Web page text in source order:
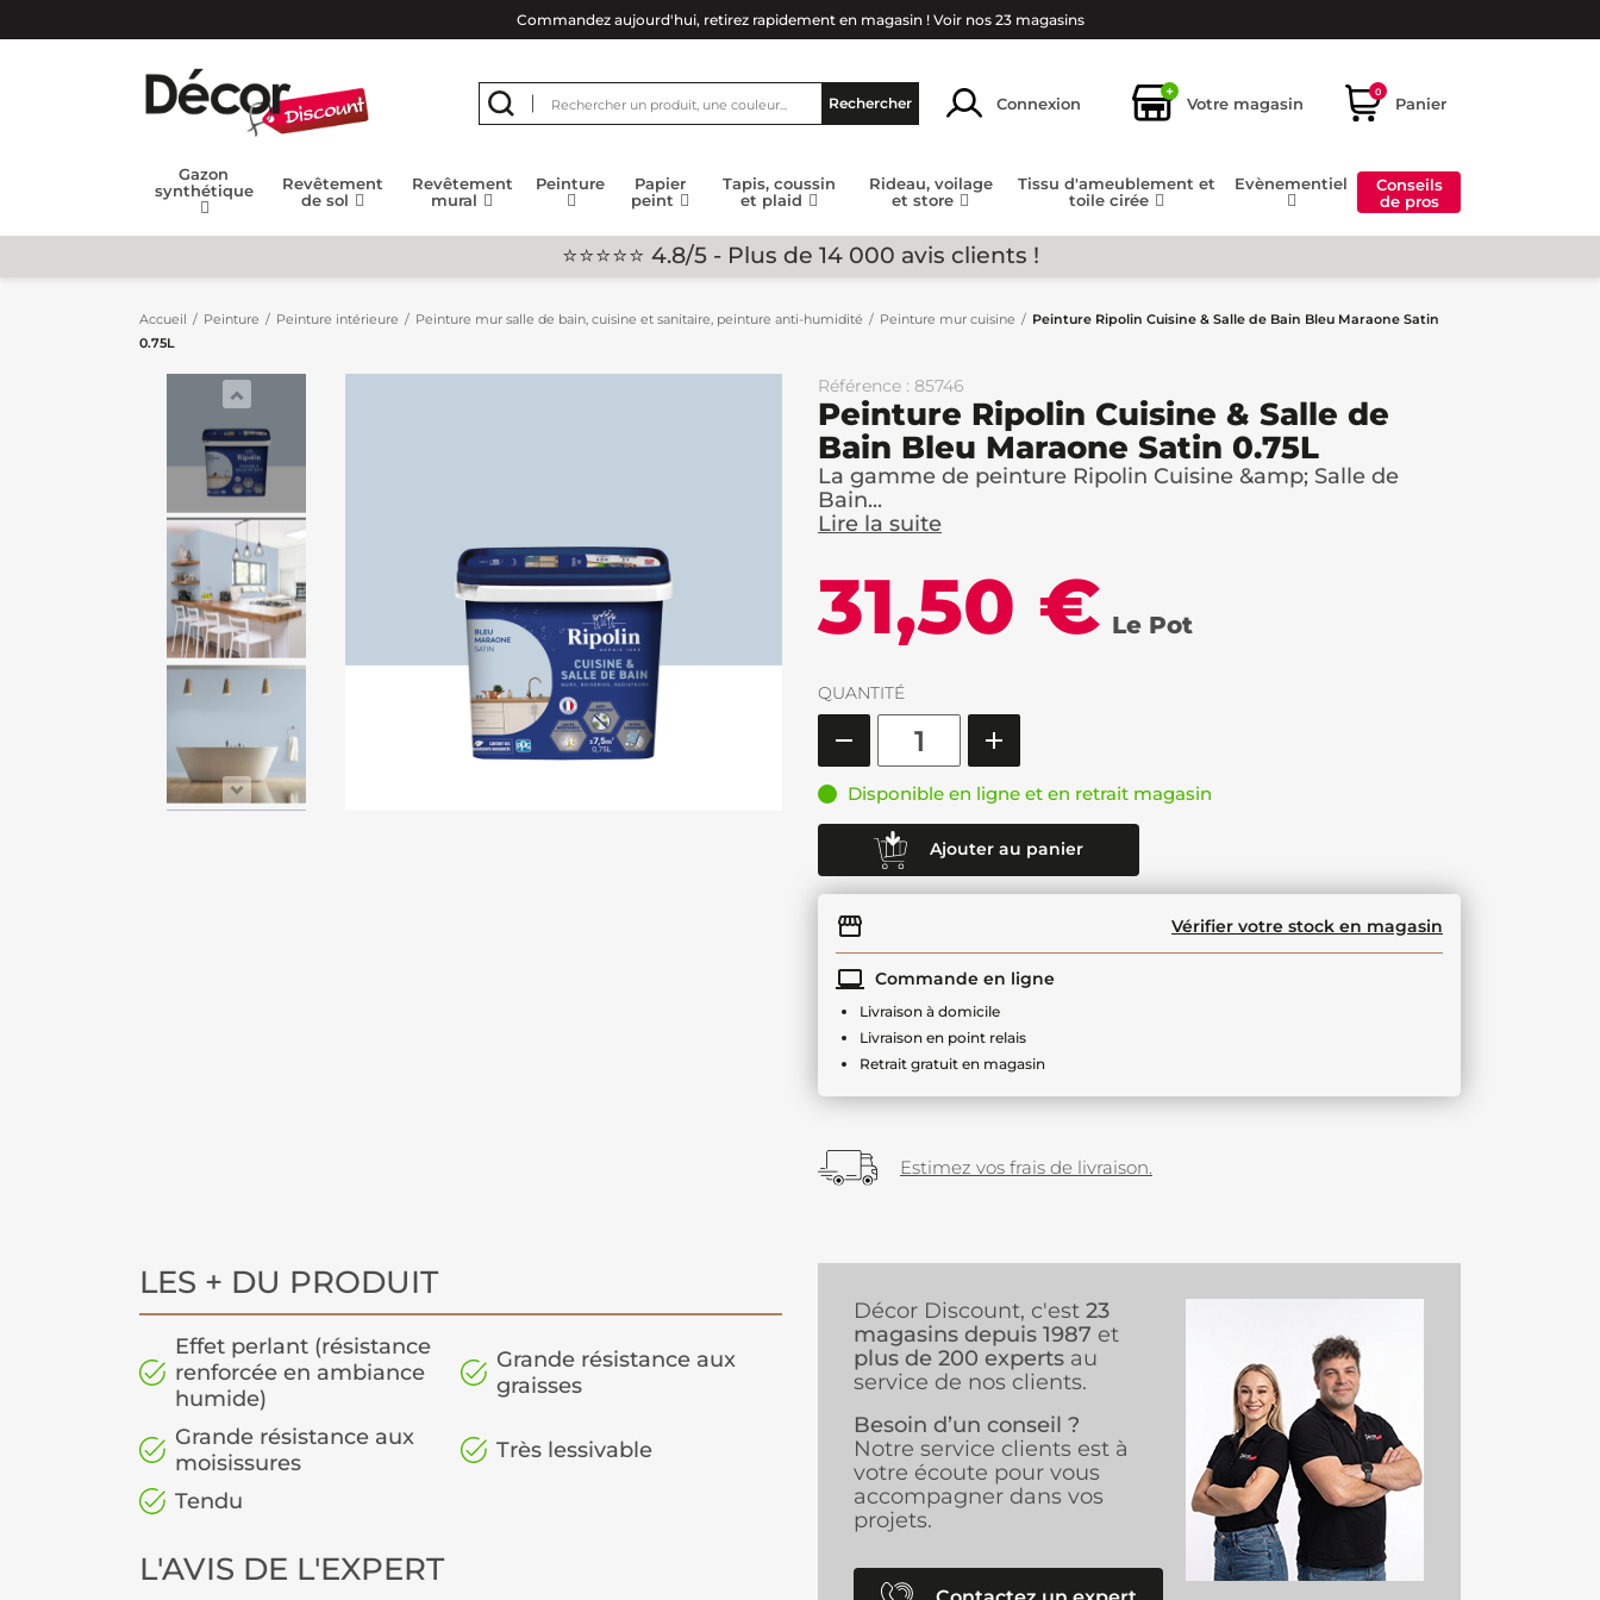
Commandez aujourd'hui, retirez rapidement en magasin ! Voir nos 23 magasins
Rechercher Connexion
+
Votre magasin
0
Panier
Gazon
synthétique
Revêtement
de sol
Revêtement
mural
Peinture
Papier
peint
Tapis, coussin
et plaid
Rideau, voilage
et store
Tissu d'ameublement et
toile cirée
Evènementiel
Conseils
de pros
⭐⭐⭐⭐⭐ 4.8/5 - Plus de 14 000 avis clients !
Accueil Peinture Peinture intérieure Peinture mur salle de bain, cuisine et sanitaire, peinture anti-humidité Peinture mur cuisine
Peinture Ripolin Cuisine & Salle de Bain Bleu Maraone Satin
0.75L
Référence : 85746
Peinture Ripolin Cuisine & Salle de
Bain Bleu Maraone Satin 0.75L
La gamme de peinture Ripolin Cuisine &amp; Salle de
Bain...
Lire la suite
31,50 € Le Pot
QUANTITÉ
Disponible en ligne et en retrait magasin
Ajouter au panier
Vérifier votre stock en magasin
Commande en ligne
Livraison à domicile
Livraison en point relais
Retrait gratuit en magasin
Estimez vos frais de livraison.
LES + DU PRODUIT
Effet perlant (résistance
renforcée en ambiance
humide)
Grande résistance aux
graisses
Grande résistance aux
moisissures
Très lessivable
Tendu
L'AVIS DE L'EXPERT
Décor Discount, c'est 23
magasins depuis 1987 et
plus de 200 experts au
service de nos clients.
Besoin d’un conseil ?
Notre service clients est à
votre écoute pour vous
accompagner dans vos
projets.